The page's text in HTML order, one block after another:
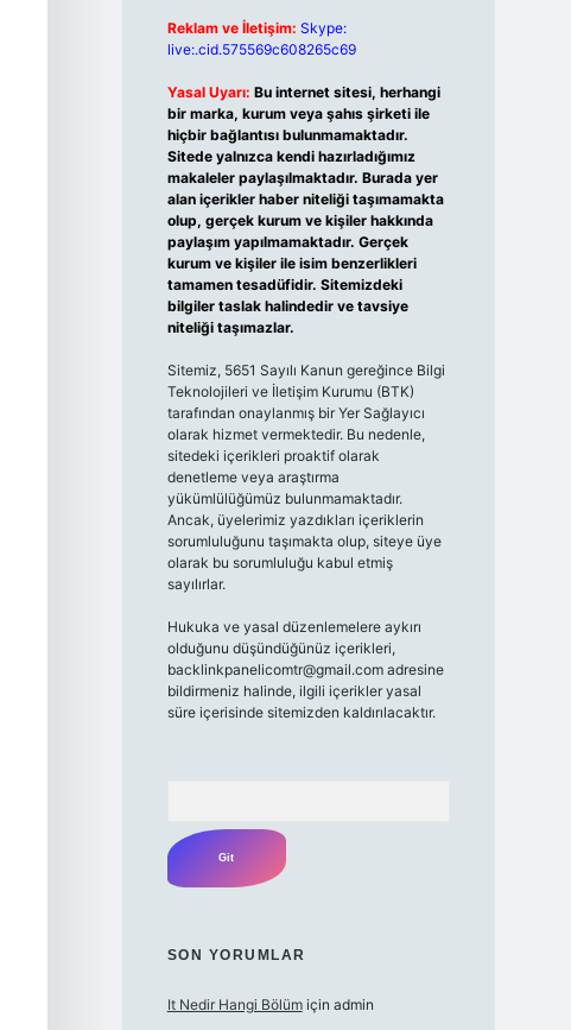
Reklam ve İletişim: Skype:
live:.cid.575569c608265c69
Yasal Uyarı: Bu internet sitesi, herhangi
bir marka, kurum veya şahıs şirketi ile
hiçbir bağlantısı bulunmamaktadır.
Sitede yalnızca kendi hazırladığımız
makaleler paylaşılmaktadır. Burada yer
alan içerikler haber niteliği taşımamakta
olup, gerçek kurum ve kişiler hakkında
paylaşım yapılmamaktadır. Gerçek
kurum ve kişiler ile isim benzerlikleri
tamamen tesadüfidir. Sitemizdeki
bilgiler taslak halindedir ve tavsiye
niteliği taşımazlar.
Sitemiz, 5651 Sayılı Kanun gereğince Bilgi
Teknolojileri ve İletişim Kurumu (BTK)
tarafından onaylanmış bir Yer Sağlayıcı
olarak hizmet vermektedir. Bu nedenle,
sitedeki içerikleri proaktif olarak
denetleme veya araştırma
yükümlülüğümüz bulunmamaktadır.
Ancak, üyelerimiz yazdıkları içeriklerin
sorumluluğunu taşımakta olup, siteye üye
olarak bu sorumluluğu kabul etmiş
sayılırlar.
Hukuka ve yasal düzenlemelere aykırı
olduğunu düşündüğünüz içerikleri,
backlinkpanelicomtr@gmail.comadresine
bildirmeniz halinde, ilgili içerikler yasal
süre içerisinde sitemizden kaldırılacaktır.
SON YORUMLAR
It Nedir Hangi Bölümiçin admin